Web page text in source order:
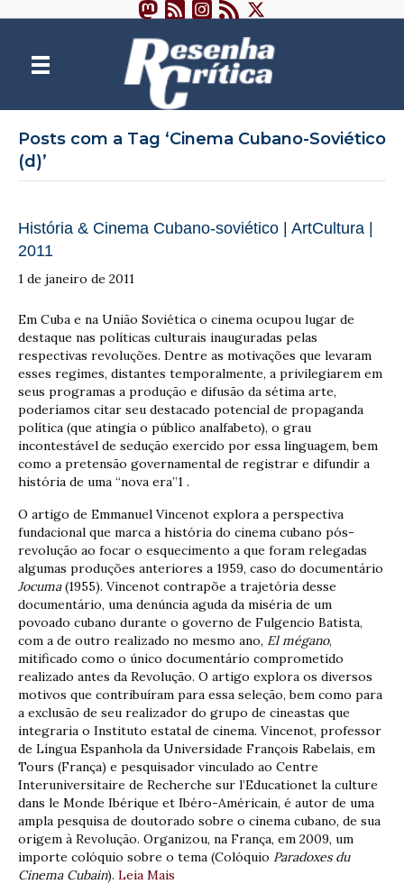
Posts com a Tag ‘Cinema Cubano-Soviético
(d)’
História & Cinema Cubano-soviético | ArtCultura |
2011
1 de janeiro de 2011
Em Cuba e na União Soviética o cinema ocupou lugar de
destaque nas políticas culturais inauguradas pelas
respectivas revoluções. Dentre as motivações que levaram
esses regimes, distantes temporalmente, a privilegiarem em
seus programas a produção e difusão da sétima arte,
poderíamos citar seu destacado potencial de propaganda
política (que atingia o público analfabeto), o grau
incontestável de sedução exercido por essa linguagem, bem
como a pretensão governamental de registrar e difundir a
história de uma “nova era”1 .
O artigo de Emmanuel Vincenot explora a perspectiva
fundacional que marca a história do cinema cubano pós-
revolução ao focar o esquecimento a que foram relegadas
algumas produções anteriores a 1959, caso do documentário
Jocuma(1955). Vincenot contrapõe a trajetória desse
documentário, uma denúncia aguda da miséria de um
povoado cubano durante o governo de Fulgencio Batista,
com a de outro realizado no mesmo ano, El mégano,
mitificado como o único documentário comprometido
realizado antes da Revolução. O artigo explora os diversos
motivos que contribuíram para essa seleção, bem como para
a exclusão de seu realizador do grupo de cineastas que
integraria o Instituto estatal de cinema. Vincenot, professor
de Língua Espanhola da Universidade François Rabelais, em
Tours (França) e pesquisador vinculado ao Centre
Interuniversitaire de Recherche sur l’Educationet la culture
dans le Monde Ibérique et Ibéro-Américain, é autor de uma
ampla pesquisa de doutorado sobre o cinema cubano, de sua
origem à Revolução. Organizou, na França, em 2009, um
importe colóquio sobre o tema (Colóquio Paradoxes du
Cinema Cubain). Leia Mais